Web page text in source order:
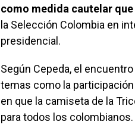
como medida cautelar que
la Selección Colombia en
presidencial.
Según Cepeda, el
temas como la
en que la camiseta de la
para todos los colombianos.